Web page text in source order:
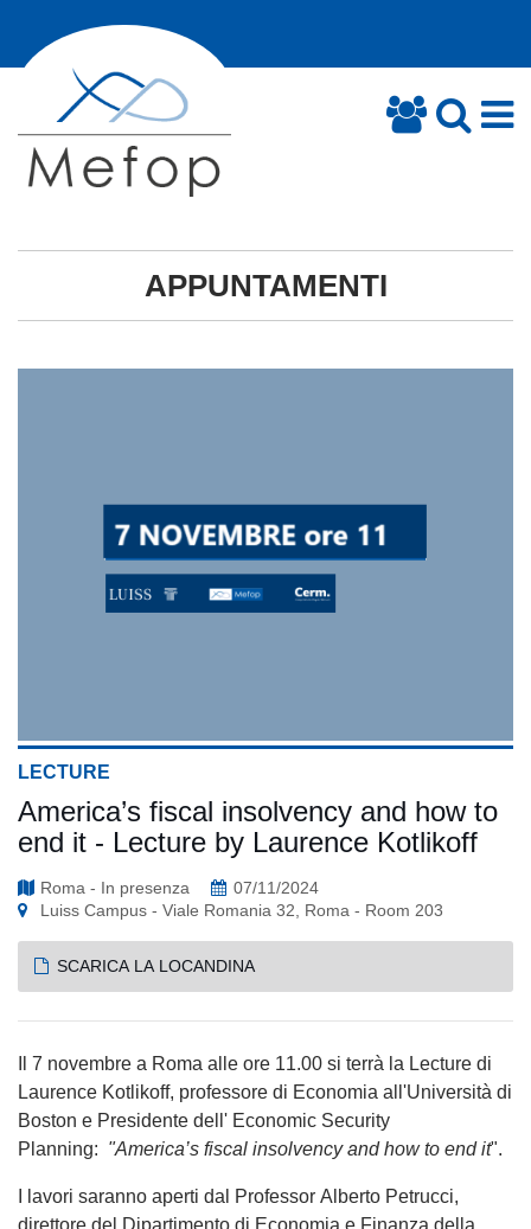
APPUNTAMENTI
LECTURE
America’s fiscal insolvency and how to
end it - Lecture by Laurence Kotlikoff
Roma - In presenza
07/11/2024
Luiss Campus - Viale Romania 32, Roma - Room 203
SCARICA LA LOCANDINA
Il 7 novembre a Roma alle ore 11.00 si terrà la Lecture di
Laurence Kotlikoff, professore di Economia all'Università di
Boston e Presidente dell' Economic Security
Planning: "America’s fiscal insolvency and how to end it".
I lavori saranno aperti dal Professor Alberto Petrucci,
direttore del Dipartimento di Economia e Finanza della